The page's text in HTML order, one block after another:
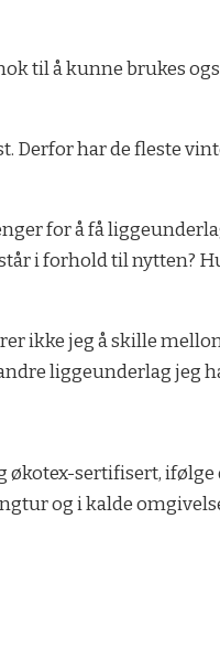
til å kunne brukes
Derfor har de fleste
for å få
i forhold til nytten?
ikke jeg å skille
liggeunderlag jeg
sertifisert, ifølge
og i kalde